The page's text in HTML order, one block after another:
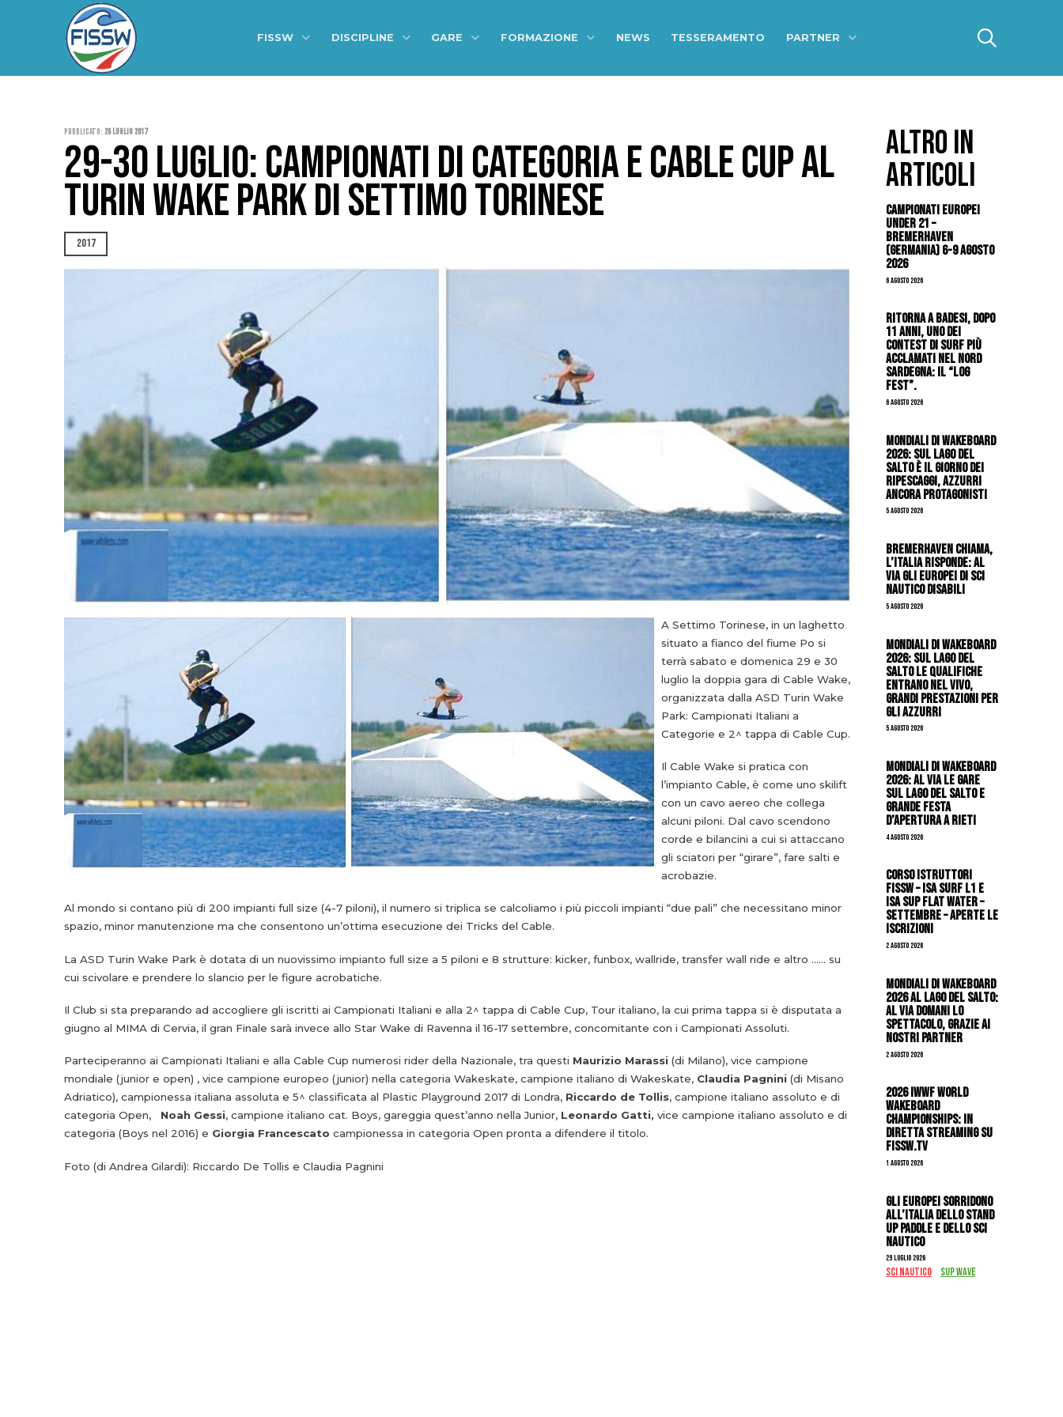
FISSW DISCIPLINE GARE FORMAZIONE NEWS TESSERAMENTO PARTNER
Pubblicato: 26 Luglio 2017
29-30 LUGLIO: CAMPIONATI DI CATEGORIA E CABLE CUP AL
TURIN WAKE PARK DI SETTIMO TORINESE
2017
A Settimo Torinese, in un laghetto
situato a fianco del fiume Po si
terrà sabato e domenica 29 e 30
luglio la doppia gara di Cable Wake,
organizzata dalla ASD Turin Wake
Park: Campionati Italiani a
Categorie e 2^ tappa di Cable Cup.
Il Cable Wake si pratica con
l’impianto Cable, è come uno skilift
con un cavo aereo che collega
alcuni piloni. Dal cavo scendono
corde e bilancini a cui si attaccano
gli sciatori per “girare”, fare salti e
acrobazie.
Al mondo si contano più di 200 impianti full size (4-7 piloni), il numero si triplica se calcoliamo i più piccoli impianti “due pali” che necessitano minor
spazio, minor manutenzione ma che consentono un’ottima esecuzione dei Tricks del Cable.
La ASD Turin Wake Park è dotata di un nuovissimo impianto full size a 5 piloni e 8 strutture: kicker, funbox, wallride, transfer wall ride e altro …… su
cui scivolare e prendere lo slancio per le figure acrobatiche.
Il Club si sta preparando ad accogliere gli iscritti ai Campionati Italiani e alla 2^ tappa di Cable Cup, Tour italiano, la cui prima tappa si è disputata a
giugno al MIMA di Cervia, il gran Finale sarà invece allo Star Wake di Ravenna il 16-17 settembre, concomitante con i Campionati Assoluti.
Parteciperanno ai Campionati Italiani e alla Cable Cup numerosi rider della Nazionale, tra questi Maurizio Marassi (di Milano), vice campione
mondiale (junior e open) , vice campione europeo (junior) nella categoria Wakeskate, campione italiano di Wakeskate, Claudia Pagnini (di Misano
Adriatico), campionessa italiana assoluta e 5^ classificata al Plastic Playground 2017 di Londra, Riccardo de Tollis, campione italiano assoluto e di
categoria Open, Noah Gessi, campione italiano cat. Boys, gareggia quest’anno nella Junior, Leonardo Gatti, vice campione italiano assoluto e di
categoria (Boys nel 2016) e Giorgia Francescato campionessa in categoria Open pronta a difendere il titolo.
Foto (di Andrea Gilardi): Riccardo De Tollis e Claudia Pagnini
ALTRO IN
ARTICOLI
Campionati Europei
Under 21 –
Bremerhaven
(Germania) 6-9 agosto
2026
6 Agosto 2026
Ritorna a Badesi, dopo
11 anni, uno dei
contest di surf più
acclamati nel nord
Sardegna: il “Log
Fest”.
6 Agosto 2026
Mondiali di Wakeboard
2026: sul Lago del
Salto è il giorno dei
ripescaggi, azzurri
ancora protagonisti
5 Agosto 2026
Bremerhaven chiama,
l’Italia risponde: al
via gli Europei di Sci
Nautico Disabili
5 Agosto 2026
Mondiali di Wakeboard
2026: sul Lago del
Salto le qualifiche
entrano nel vivo,
grandi prestazioni per
gli azzurri
5 Agosto 2026
Mondiali di Wakeboard
2026: al via le gare
sul Lago del Salto e
grande festa
d’apertura a Rieti
4 Agosto 2026
CORSO ISTRUTTORI
FISSW – ISA SURF L1 e
ISA SUP Flat Water –
SETTEMBRE – APERTE LE
ISCRIZIONI
2 Agosto 2026
Mondiali di Wakeboard
2026 al Lago del Salto:
al via domani lo
spettacolo, grazie ai
nostri Partner
2 Agosto 2026
2026 IWWF WORLD
WAKEBOARD
CHAMPIONSHIPS: IN
DIRETTA STREAMING SU
FISSW.TV
1 Agosto 2026
Gli Europei sorridono
all’Italia dello stand
up paddle e dello sci
nautico
29 Luglio 2026
SCI NAUTICO SUP WAVE